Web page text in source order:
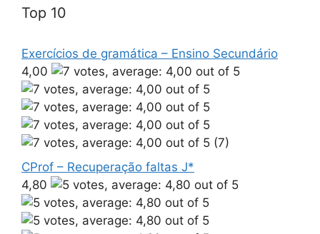
Top 10
Exercícios de gramática – Ensino Secundário
4,00
(7)
CProf – Recuperação faltas J*
4,80